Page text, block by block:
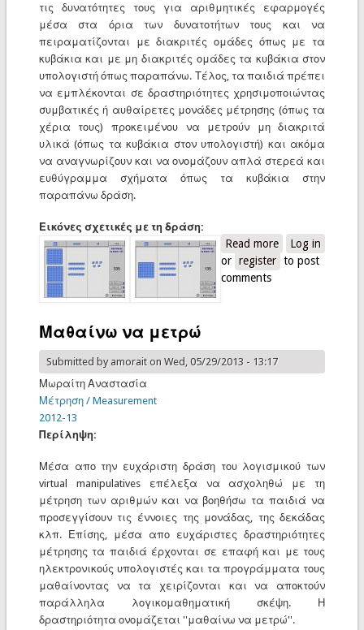
τις δυνατότητες τους για αριθμητικές εφαρμογές
μέσα στα όρια των δυνατοτήτων τους και να
πειραματίζονται με διακριτές ομάδες όπως με τα
κυβάκια και με μη διακριτές ομάδες τα κυβάκια στον
υπολογιστή όπως παραπάνω. Τέλος, τα παιδιά πρέπει
να εμπλέκονται σε δραστηριότητες χρησιμοποιώντας
συμβατικές ή αυθαίρετες μονάδες μέτρησης (όπως τα
χέρια τους) προκειμένου να μετρούν μη διακριτά
υλικά (όπως τα κυβάκια στον υπολογιστή) και ακόμα
να αναγνωρίζουν και να ονομάζουν απλά στερεά και
ευθύγραμμα σχήματα όπως τα κυβάκια στην
παραπάνω δράση.
Εικόνες σχετικές με τη δράση:
Read moreabout Κυβάκια
με αριθμούς
Log in
or register to post
comments
Μαθαίνω να μετρώ
Submitted by amoraiton Wed, 05/29/2013 - 13:17
Μωραίτη Αναστασία
Μέτρηση / Measurement
2012-13
Περίληψη:
Μέσα απο την ευχάριστη δράση του λογισμικού των
virtual manipulatives επέλεξα να ασχοληθώ με τη
μέτρηση των αριθμών και να βοηθήσω τα παιδιά να
προσεγγίσουν τις έννοιες της μονάδας, της δεκάδας
κλπ. Επίσης, μέσα απο ευχάριστες δραστηριότητες
μέτρησης τα παιδιά έρχονται σε επαφή και με τους
ηλεκτρονικούς υπολογιστές και τα προγράμματα τους
μαθαίνοντας να τα χειρίζονται και να αποκτούν
παράλληλα λογικομαθηματική σκέψη. Η
δραστηριότητα ονομάζεται ''μαθαίνω να μετρώ''.